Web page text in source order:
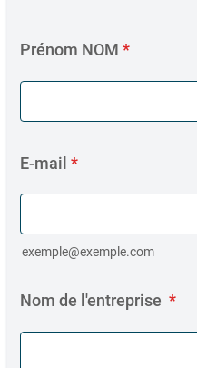
Prénom NOM *
E-mail *
exemple@exemple.com
Nom de l'entreprise *